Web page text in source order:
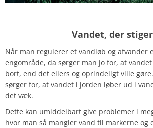
Vandet, der stiger
Når man regulerer et vandløb og afvander
engområde, da sørger man jo for, at
bort, end det ellers og oprindeligt ville
sørger for, at vandet i jorden løber ud i
det væk.
Dette kan umiddelbart give problemer i
hvor man så mangler vand til markerne og